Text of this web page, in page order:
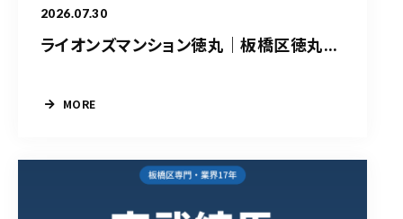
2026.07.30
ライオンズマンション徳丸｜板橋区徳丸...
MORE